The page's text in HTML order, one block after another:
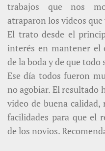
trabajos que nos
atraparon los videos
El trato desde el
interés en mantener el
de la boda y de que todo
Ese día todos fueron
no agobiar. El resultado
video de buena
facilidades para que el
de los novios.